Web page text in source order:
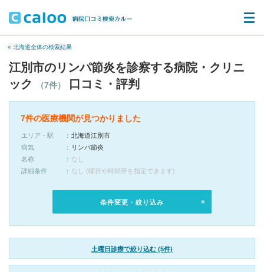
« 北海道全体の検索結果
江別市のリンパ節炎を診察する病院・クリニ
ック
（7件） 口コミ・評判
7件の医療機関が見つかりました
エリア・駅
北海道江別市
病気
リンパ節炎
名称
なし
詳細条件
なし (曜日や時間帯を指定できます)
条件変更・絞り込み
土曜日診療で絞り込む (5件)